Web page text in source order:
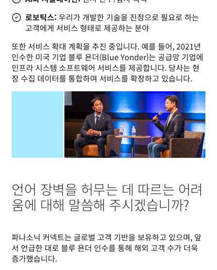
로보틱스: 우리가 개발한 기술을 진정으로 필요로 하는
고객에게 서비스 형태로 제공하는 분야
또한 서비스 확대 계획을 추진 중입니다. 예를 들어, 2021년
인수한 미국 기업 블루 욘더(Blue Yonder)는 공급망 기업에
인프라 시스템 소프트웨어 서비스를 제공합니다. 당사는 현
장 수집 데이터를 통합하여 서비스를 확장하고 있습니다.
언어 장벽을 허무는 데 따르는 어려
움에 대해 말씀해 주시겠습니까?
파나소닉 커넥트는 글로벌 고객 기반을 보유하고 있으며, 앞
서 언급한 대로 블루 욘더 인수를 통해 해외 고객 수가 더욱
증가했습니다.